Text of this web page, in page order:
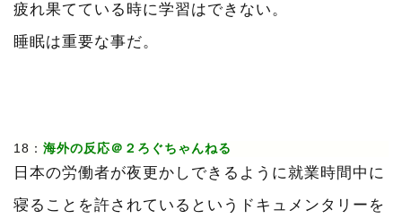
疲れ果てている時に学習はできない。
睡眠は重要な事だ。
18： 海外の反応＠２ろぐちゃんねる
日本の労働者が夜更かしできるように就業時間中に
寝ることを許されているというドキュメンタリーを